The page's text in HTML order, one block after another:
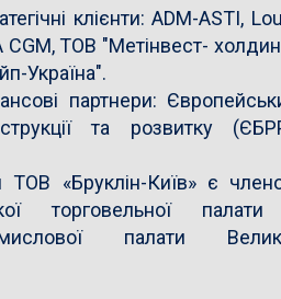
клієнти: ADM-ASTI,
CGM, ТОВ "Метінвест-
Україна".
партнери:
та розвитку
ТОВ «Бруклін-Київ» є
торговельної
палати